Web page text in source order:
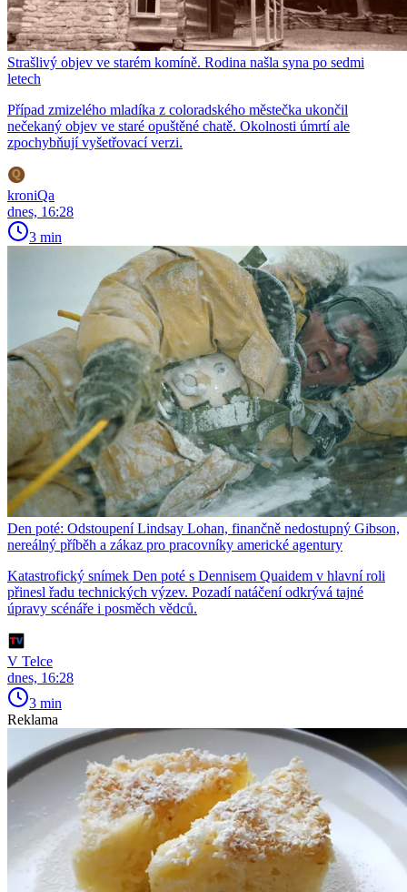
Strašlivý objev ve starém komíně. Rodina našla syna po sedmi
letech
Případ zmizelého mladíka z coloradského městečka ukončil
nečekaný objev ve staré opuštěné chatě. Okolnosti úmrtí ale
zpochybňují vyšetřovací verzi.
kroniQa
dnes, 16:28
3 min
Den poté: Odstoupení Lindsay Lohan, finančně nedostupný Gibson,
nereálný příběh a zákaz pro pracovníky americké agentury
Katastrofický snímek Den poté s Dennisem Quaidem v hlavní roli
přinesl řadu technických výzev. Pozadí natáčení odkrývá tajné
úpravy scénáře i posměch vědců.
V Telce
dnes, 16:28
3 min
Reklama